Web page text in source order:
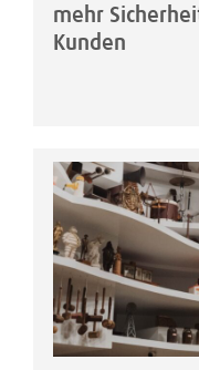
mehr
Kunden